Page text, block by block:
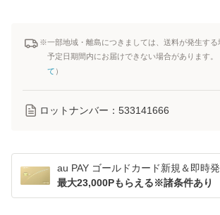
※一部地域・離島につきましては、送料が発生する
予定日期間内にお届けできない場合があります。
て ）
ロットナンバー： 533141666
au PAY ゴールドカード新規＆即時
最大23,000Pもらえる※諸条件あり